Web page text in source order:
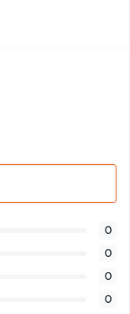
0
0
0
0